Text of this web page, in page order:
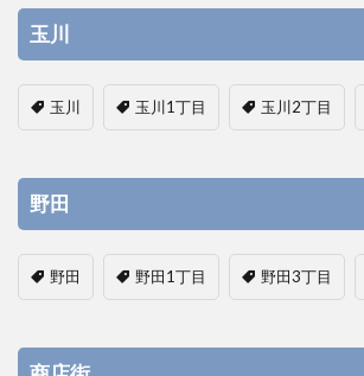
玉川
玉川 玉川1丁目 玉川2丁目
野田
野田 野田1丁目 野田3丁目